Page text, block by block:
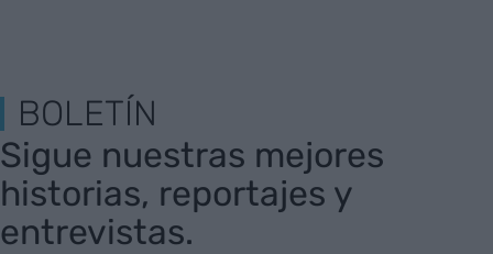
BOLETÍN
Sigue nuestras mejores
historias, reportajes y
entrevistas.